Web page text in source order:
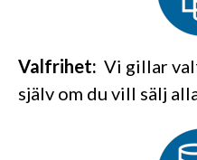
Valfrihet: Vi gillar
själv om du vill sälj